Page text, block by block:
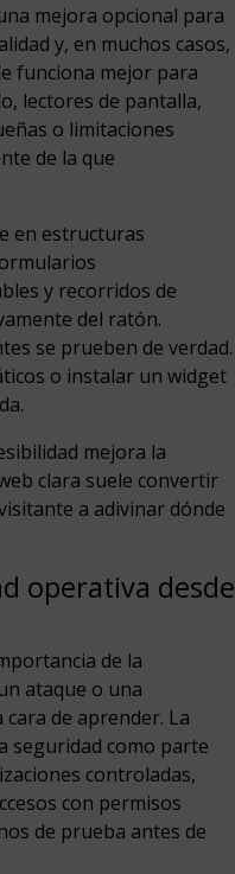
mejora opcional para
y, en muchos casos,
funciona mejor para
lectores de pantalla,
o limitaciones
de la que
en estructuras
y recorridos de
del ratón.
se prueben de verdad.
o instalar un widget
mejora la
clara suele convertir
a adivinar dónde
operativa desde
de la
ataque o una
de aprender. La
seguridad como parte
controladas,
con permisos
de prueba antes de